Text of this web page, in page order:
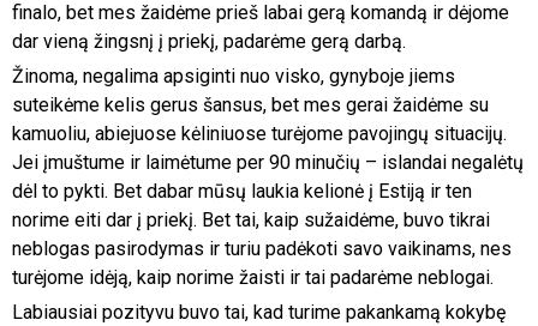
finalo, bet mes žaidėme prieš labai gerą komandą ir dėjome
dar vieną žingsnį į priekį, padarėme gerą darbą.
Žinoma, negalima apsiginti nuo visko, gynyboje jiems
suteikėme kelis gerus šansus, bet mes gerai žaidėme su
kamuoliu, abiejuose kėliniuose turėjome pavojingų situacijų.
Jei įmuštume ir laimėtume per 90 minučių – islandai negalėtų
dėl to pykti. Bet dabar mūsų laukia kelionė į Estiją ir ten
norime eiti dar į priekį. Bet tai, kaip sužaidėme, buvo tikrai
neblogas pasirodymas ir turiu padėkoti savo vaikinams, nes
turėjome idėją, kaip norime žaisti ir tai padarėme neblogai.
Labiausiai pozityvu buvo tai, kad turime pakankamą kokybę